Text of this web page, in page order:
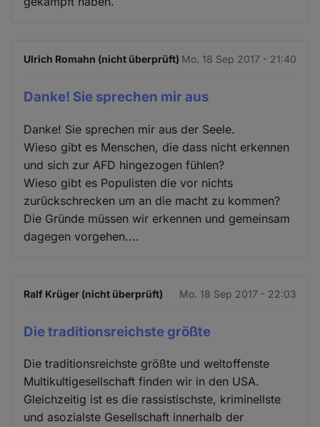
Ulrich Romahn (nicht überprüft) Mo. 18 Sep 2017 - 21:40
Danke! Sie sprechen mir aus
Danke! Sie sprechen mir aus der Seele.
Wieso gibt es Menschen, die dass nicht erkennen
und sich zur AFD hingezogen fühlen?
Wieso gibt es Populisten die vor nichts
zurückschrecken um an die macht zu kommen?
Die Gründe müssen wir erkennen und gemeinsam
dagegen vorgehen....
Ralf Krüger (nicht überprüft) Mo. 18 Sep 2017 - 22:03
Die traditionsreichste größte
Die traditionsreichste größte und weltoffenste
Multikultigesellschaft finden wir in den USA.
Gleichzeitig ist es die rassistischste, kriminellste
und asozialste Gesellschaft innerhalb der